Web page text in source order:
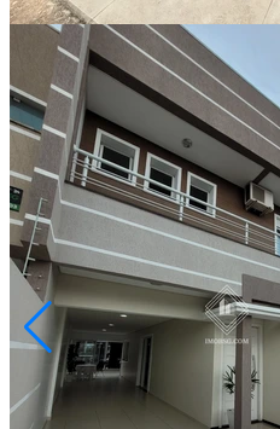
Conversar no WhatsApp
Oficinas
R$ 1.090.000,00
Sobrado em Oficinas